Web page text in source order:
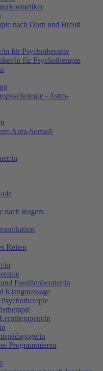
nach Dorn und Breuß
für Psychotherapie
in für Psychotherapie
- Astro-
Aura-Soma®
in
nach Rogers
Reiten
in
Familienberater/in
Klangmassage
in
in
Programmieren